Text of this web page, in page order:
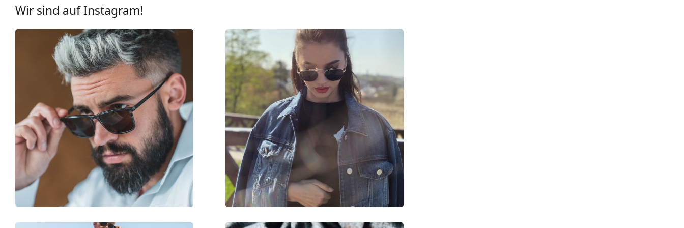
Brillenfassungen
Rahmenform:
Quadratisch
Farbe der Fassung:
braun
Material der Fassung:
Kunststoff
M
Brillenbreite:
133 mm
Bügellänge:
145 mm
Stegbreite:
17 mm
Gewicht:
200 g
Verstellbare Nasenpads:
Nein
Federscharnier:
Nein
Accessories
Wir sind auf Instagram!